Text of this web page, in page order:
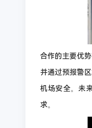
合作的主要优
并通过预报警
机场安全。未
求。